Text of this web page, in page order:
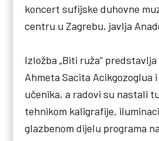
koncert sufijske duhovne
centru u Zagrebu, javlja
Izložba „Biti ruža“
Ahmeta Sacita Acikgozoglua i
učenika, a radovi su nastali
tehnikom kaligrafije,
glazbenom dijelu programa